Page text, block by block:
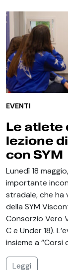
EVENTI
Le atlete
lezione
con SYM
Lunedì 18
importante
stradale, che ha
della SYM
Consorzio Vero
C e Under 18).
insieme a “Corsi
Leggi